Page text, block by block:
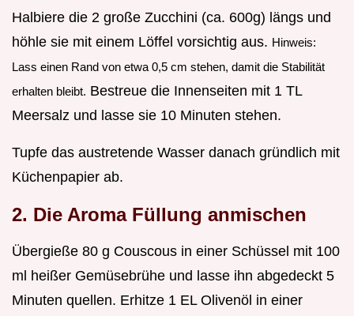
Halbiere die 2 große Zucchini (ca. 600g) längs und
höhle sie mit einem Löffel vorsichtig aus. Hinweis:
Lass einen Rand von etwa 0,5 cm stehen, damit die Stabilität
erhalten bleibt. Bestreue die Innenseiten mit 1 TL
Meersalz und lasse sie 10 Minuten stehen.
Tupfe das austretende Wasser danach gründlich mit
Küchenpapier ab.
2. Die Aroma Füllung anmischen
Übergieße 80 g Couscous in einer Schüssel mit 100
ml heißer Gemüsebrühe und lasse ihn abgedeckt 5
Minuten quellen. Erhitze 1 EL Olivenöl in einer